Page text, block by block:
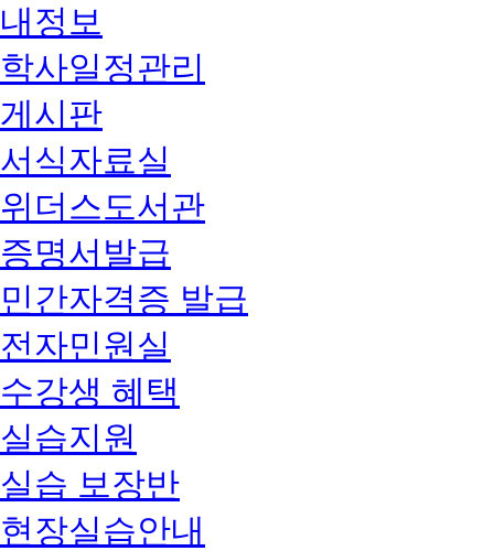
내정보
학사일정관리
게시판
서식자료실
위더스도서관
증명서발급
민간자격증 발급
전자민원실
수강생 혜택
실습지원
실습 보장반
현장실습안내